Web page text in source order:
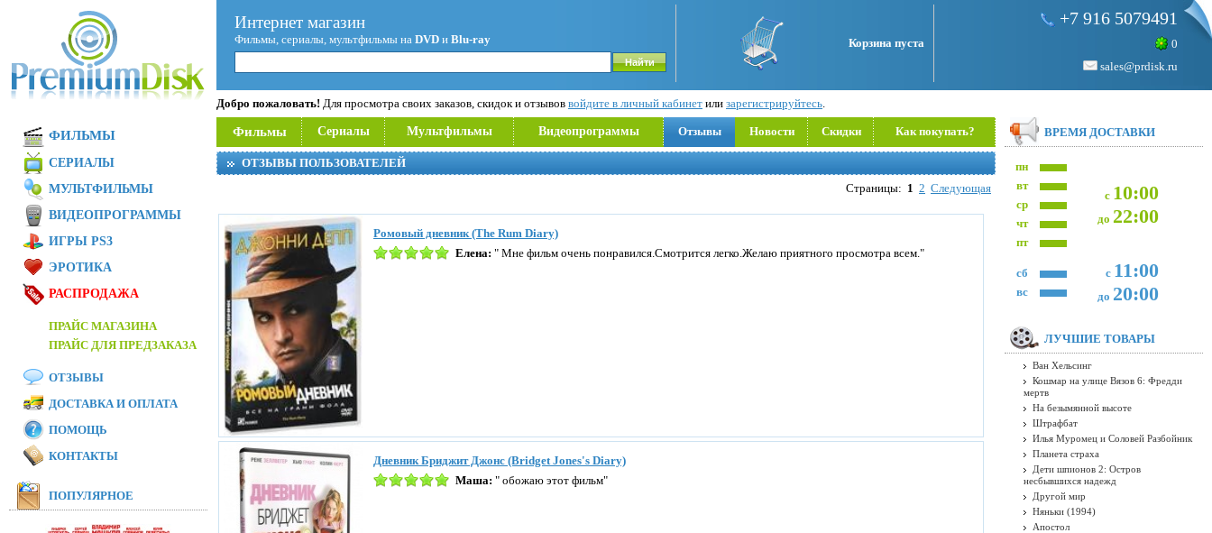
Интернет магазин
Фильмы, сериалы, мультфильмы на DVD и Blu-ray Корзина пуста
+7 916 5079491
0
sales@prdisk.ru
Добро пожаловать! Для просмотра своих заказов, скидок и отзывов войдите в личный кабинет или зарегистрируйтесь.
Фильмы Сериалы Мультфильмы Видеопрограммы Отзывы Новости Скидки Как покупать?
ОТЗЫВЫ ПОЛЬЗОВАТЕЛЕЙ
Страницы: 1 2 Следующая
Ромовый дневник (The Rum Diary)
Елена: " Мне фильм очень понравился.Смотрится легко.Желаю приятного просмотра всем."
Дневник Бриджит Джонс (Bridget Jones's Diary)
Маша: " обожаю этот фильм"
ФИЛЬМЫ
СЕРИАЛЫ
МУЛЬТФИЛЬМЫ
ВИДЕОПРОГРАММЫ
ИГРЫ PS3
ЭРОТИКА
РАСПРОДАЖА
ПРАЙС МАГАЗИНА
ПРАЙС ДЛЯ ПРЕДЗАКАЗА
ОТЗЫВЫ
ДОСТАВКА И ОПЛАТА
ПОМОЩЬ
КОНТАКТЫ
ПОПУЛЯРНОЕ
ВРЕМЯ ДОСТАВКИ
пн
с 10:00
до 22:00
вт
ср
чт
пт
с 11:00
до 20:00
сб
вс
ЛУЧШИЕ ТОВАРЫ
Ван Хельсинг
Кошмар на улице Вязов 6: Фредди
мертв
На безымянной высоте
Штрафбат
Илья Муромец и Соловей Разбойник
Планета страха
Дети шпионов 2: Остров
несбывшихся надежд
Другой мир
Няньки (1994)
Апостол